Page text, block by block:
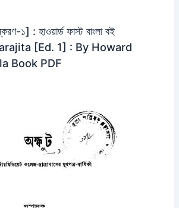
১] : হাওয়ার্ড ফাস্ট বাংলা বই
[Ed. 1] : By Howard
Book PDF